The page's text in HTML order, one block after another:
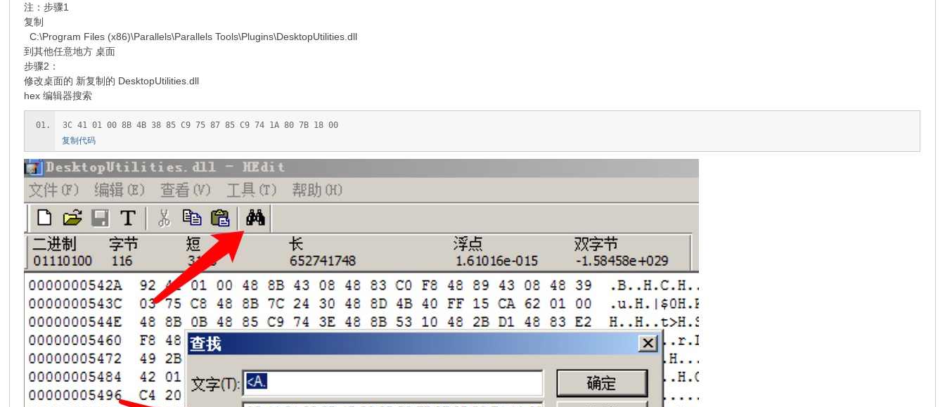
注：步骤1
复制
C:\Program Files (x86)\Parallels\Parallels Tools\Plugins\DesktopUtilities.dll
到其他任意地方 桌面
步骤2：
修改桌面的 新复制的 DesktopUtilities.dll
hex 编辑器搜索
3C 41 01 00 8B 4B 38 85 C9 75 87 85 C9 74 1A 80 7B 18 00
复制代码